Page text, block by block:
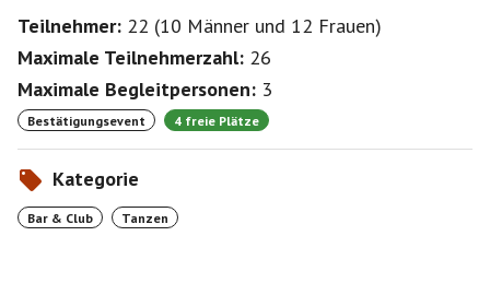
Für Raucher gibt es die offene Terasse mit Blick auf
die See
http://www.ambersuite.info/events/index.html
Teilnehmer: 22 (10 Männer und 12 Frauen)
Maximale Teilnehmerzahl: 26
Maximale Begleitpersonen: 3
Bestätigungsevent 4 freie Plätze
Kategorie
Bar & Club Tanzen